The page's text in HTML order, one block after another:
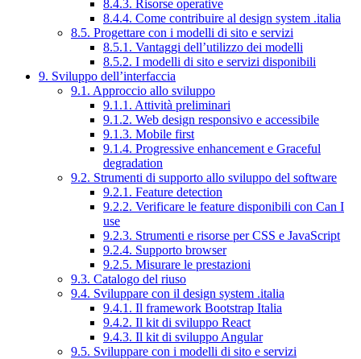
8.4.3. Risorse operative
8.4.4. Come contribuire al design system .italia
8.5. Progettare con i modelli di sito e servizi
8.5.1. Vantaggi dell’utilizzo dei modelli
8.5.2. I modelli di sito e servizi disponibili
9. Sviluppo dell’interfaccia
9.1. Approccio allo sviluppo
9.1.1. Attività preliminari
9.1.2. Web design responsivo e accessibile
9.1.3. Mobile first
9.1.4. Progressive enhancement e Graceful
degradation
9.2. Strumenti di supporto allo sviluppo del software
9.2.1. Feature detection
9.2.2. Verificare le feature disponibili con Can I
use
9.2.3. Strumenti e risorse per CSS e JavaScript
9.2.4. Supporto browser
9.2.5. Misurare le prestazioni
9.3. Catalogo del riuso
9.4. Sviluppare con il design system .italia
9.4.1. Il framework Bootstrap Italia
9.4.2. Il kit di sviluppo React
9.4.3. Il kit di sviluppo Angular
9.5. Sviluppare con i modelli di sito e servizi